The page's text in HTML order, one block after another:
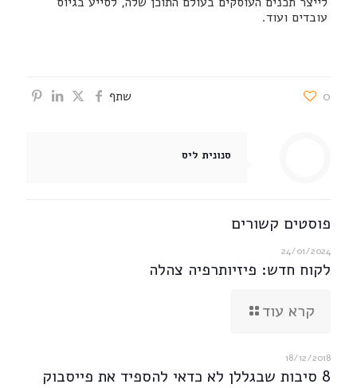
עובדים ועוד.
שתף 0
סנונית ליס
פוסטים קשורים
24/01/2024
לקוח חדש: פיזיותרפיה צהלה
קרא עוד
18/12/2018
8 סיבות שבגללן לא כדאי להספיד את פייסבוק